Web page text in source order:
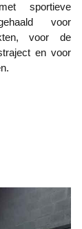
sportieve
voor
voor de
en voor